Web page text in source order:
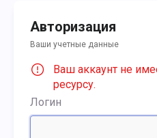
Авторизация
Ваши учетные данные
Ваш аккаунт не
ресурсу.
Логин